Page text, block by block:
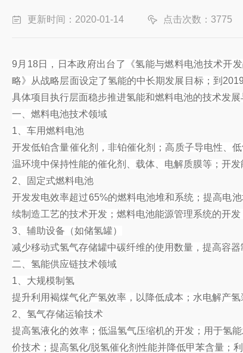
更新时间：2020-01-14 点击次数：3775
9月18日，日本政府出台了《氢能与燃料电池技术开
略》从战略层面设定了氢能的中长期发展目标；到
具体项目执行层面稳步推进氢能和燃料电池的技术发
一、燃料电池技术领域
1、车用燃料电池
开发低铂含量催化剂，非铂催化剂；高质子导电性、
温环境中保持性能的催化剂、载体、电解质膜等；开
2、固定式燃料电池
开发发电效率超过65%的燃料电池堆和系统；提高电
续制造工艺的技术开发；燃料电池能源管理系统的开
3、辅助设备（如储氢罐）
减少移动式氢气存储罐中碳纤维的使用数量，提高容
二、氢能供应链技术领域
1、大规模制氢
提升利用褐煤气化产氢效率，以降低成本；水电解产氢
2、氢气存储运输技术
提高氢液化的效率；低温氢气压缩机的开发；用于氢
价技术；提高氢化/脱氢催化剂性能并降低甲苯含量；